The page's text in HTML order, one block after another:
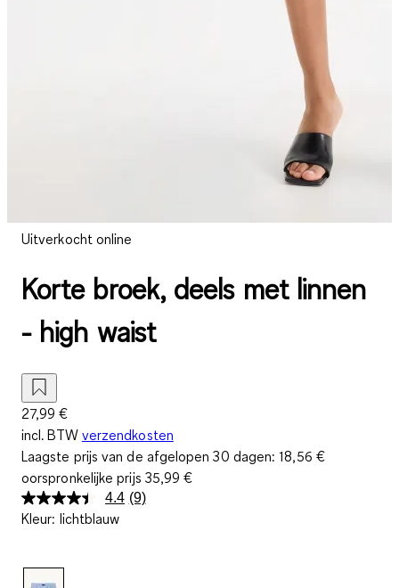
Uitverkocht online
Korte broek, deels met linnen
- high waist
27,99 €
incl. BTW verzendkosten
Laagste prijs van de afgelopen 30 dagen:18,56 €
oorspronkelijke prijs 35,99 €
4.4 Lees
(9)
Kleur: lichtblauw